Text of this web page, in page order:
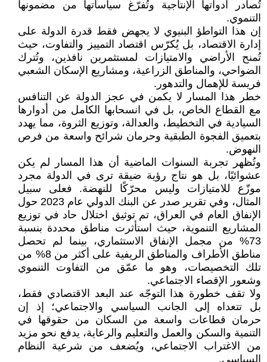
تُصادر أدواتها الإنتاجية وتُفرّغ سياساتها من مضمونها
التنموي.
إن هذا التواطؤ البنيوي لا يجهض فقط قدرة الدولة على
إدارة الاقتصاد، بل يُكرّس اقتصاد التمييز والتفاوت، حيث
تُمنح الأراضي والامتيازات لمستثمرين نافذين، وتُترك
الضواحي، والمناطق الزراعية، ومشاريع الإسكان الشعبي
فريسة للإهمال والتدهور.
خطر هذا المسار لا يكمن في عجز الدولة عن التنافس
مع القطاع الخاص، بل في انسحابها الكامل من أدوارها
السيادية في التخطيط، والعدالة، وتوزيع الثروة، مما يهدد
بتعميق الفجوة الطبقية وحرمان شرائح واسعة من فرص
النهوض.
وتُظهر تجربة السنوات الماضية أن هذا المسار لم يكن
عشوائيًا، بل هو نتاج رؤية ضيقة ترى في الدولة مجرد
موزّع للامتيازات وليس محرّكًا للنهضة. فعلى سبيل
المثال، وفي تقرير صدر عن البنك الدولي عام 2023 حول
الإنفاق العام في العراق، تم توثيق اختلال حاد في توزيع
المشاريع التنموية، حيث استأثرت مناطق محددة بنسبة
73% من مجمل الإنفاق الاستثماري، بينما لم تحصل
مناطق الأطراف والمناطق الريفية على أكثر من 8% من
تلك التخصيصات، وهو ما عمّق من التفاوت التنموي
وشعور الإقصاء الاجتماعي.
ولا تقف خطورة هذا التوجّه عند البعد الاقتصادي فقط،
بل تتعداه إلى الجانب السياسي والاجتماعي؛ إذ إن
حرمان قطاعات واسعة من السكان من حقوقها في
التنمية والسكن والعمل والتعليم والرعاية، يدفع نحو مزيد
من الاغتراب الاجتماعي، ويُضعف من شرعية النظام
السياسي.